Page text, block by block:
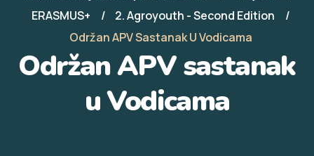
ERASMUS+
2. Agroyouth - Second Edition
Održan APV Sastanak U Vodicama
Održan APV sastanak
u Vodicama